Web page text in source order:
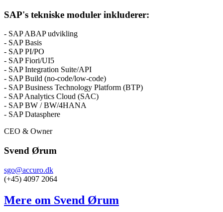
SAP's tekniske moduler inkluderer:
- SAP ABAP udvikling
- SAP Basis
- SAP PI/PO
- SAP Fiori/UI5
- SAP Integration Suite/API
- SAP Build (no-code/low-code)
- SAP Business Technology Platform (BTP)
- SAP Analytics Cloud (SAC)
- SAP BW / BW/4HANA
- SAP Datasphere
CEO & Owner
Svend Ørum
sgo@accuro.dk
(+45) 4097 2064
Mere om Svend Ørum